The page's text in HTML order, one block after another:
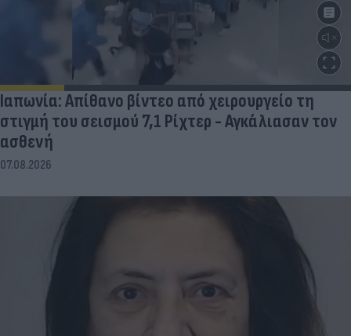
Ιαπωνία: Απίθανο βίντεο από χειρουργείο τη
στιγμή του σεισμού 7,1 Ρίχτερ - Αγκάλιασαν τον
ασθενή
07.08.2026